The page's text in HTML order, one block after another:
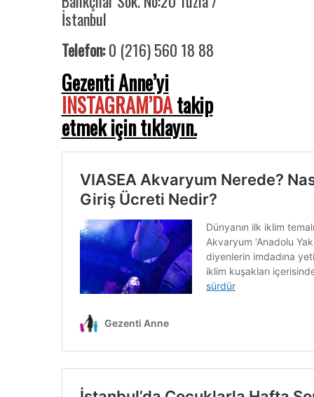
İstanbul
Telefon:0 (216) 560 18 88
Gezenti Anne’yi
INSTAGRAM’DAtakip
etmek için tıklayın.